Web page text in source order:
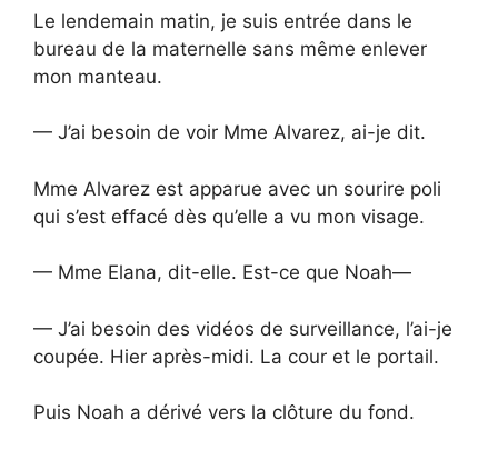
Le lendemain matin, je suis entrée dans le
bureau de la maternelle sans même enlever
mon manteau.
— J’ai besoin de voir Mme Alvarez, ai-je dit.
Mme Alvarez est apparue avec un sourire poli
qui s’est effacé dès qu’elle a vu mon visage.
— Mme Elana, dit-elle. Est-ce que Noah—
— J’ai besoin des vidéos de surveillance, l’ai-je
coupée. Hier après-midi. La cour et le portail.
Puis Noah a dérivé vers la clôture du fond.